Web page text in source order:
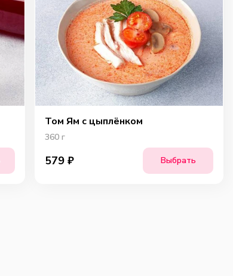
Том Ям с цыплёнком
360 г
579 ₽ Выбрать